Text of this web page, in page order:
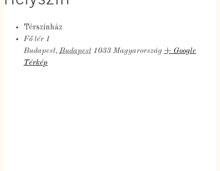
Térszínház
Fő tér 1
Budapest, Budapest 1033 Magyarország + Google
Térkép